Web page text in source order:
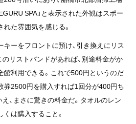
SPA」と表示された外観はスポー
た雰囲気を感じる。
ーをフロントに預け、引き換えにリス
のリストバンドがあれば、別途料金がか
館利用できる。これで500円というのだ
券2500円を購入すれば1回分が400円ち
、まさに驚きの料金だ。タオルのレン
は購入すること。